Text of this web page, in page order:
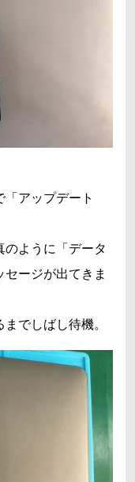
アップデート
のように「データ
ージが出てきま
でしばし待機。